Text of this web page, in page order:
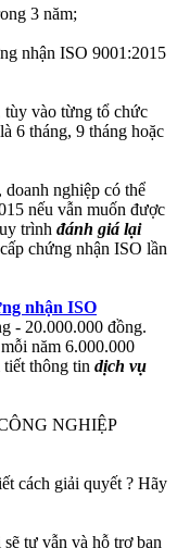
3 năm;
nhận ISO 9001:2015
tùy vào từng tổ chức
6 tháng, 9 tháng hoặc
nghiệp có thể
nếu vẫn muốn được
trình đánh giá lại
chứng nhận ISO lần
nhận ISO
- 20.000.000 đồng.
năm 6.000.000
thông tin dịch vụ
NGHIỆP
cách giải quyết ? Hãy
tư vẫn và hỗ trợ bạn